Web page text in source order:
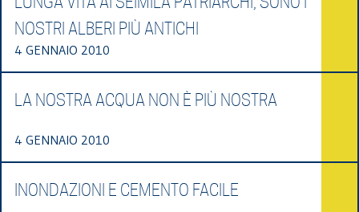
NOSTRI ALBERI PIÙ ANTICHI
4 GENNAIO 2010
LA NOSTRA ACQUA NON È PIÙ NOSTRA
4 GENNAIO 2010
INONDAZIONI E CEMENTO FACILE